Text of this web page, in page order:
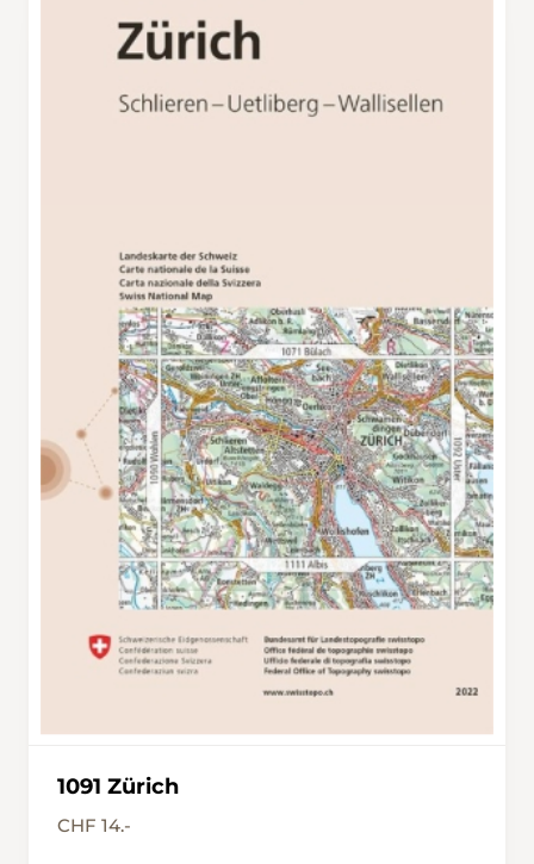
1091 Zürich
CHF 14.-